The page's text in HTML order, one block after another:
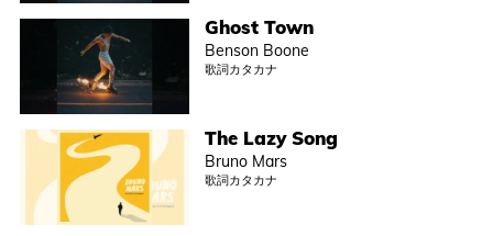
Ghost Town
Benson Boone
歌詞カタカナ
The Lazy Song
Bruno Mars
歌詞カタカナ